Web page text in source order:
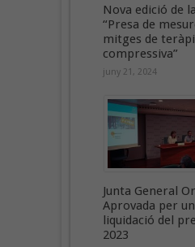
Nova edició de
“Presa de
mitges de
compressiva”
juny 21, 2024
Junta General
Aprovada per
liquidació del
2023